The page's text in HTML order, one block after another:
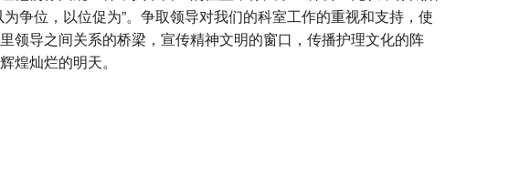
争位，以位促为”。争取领导对我们的科室工作的重视和支持，使
领导之间关系的桥梁，宣传精神文明的窗口，传播护理文化的阵
煌灿烂的明天。